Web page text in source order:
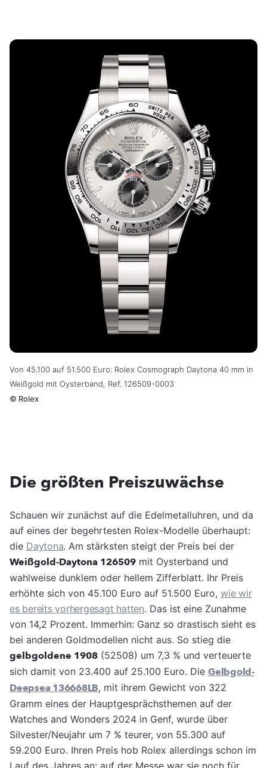
Von 45.100 auf 51.500 Euro: Rolex Cosmograph Daytona 40 mm in
Weißgold mit Oysterband, Ref. 126509-0003
© Rolex
Die größten Preiszuwächse
Schauen wir zunächst auf die Edelmetalluhren, und da
auf eines der begehrtesten Rolex-Modelle überhaupt:
die Daytona. Am stärksten steigt der Preis bei der
Weißgold-Daytona 126509 mit Oysterband und
wahlweise dunklem oder hellem Zifferblatt. Ihr Preis
erhöhte sich von 45.100 Euro auf 51.500 Euro, wie wir
es bereits vorhergesagt hatten. Das ist eine Zunahme
von 14,2 Prozent. Immerhin: Ganz so drastisch sieht es
bei anderen Goldmodellen nicht aus. So stieg die
gelbgoldene 1908 (52508) um 7,3 % und verteuerte
sich damit von 23.400 auf 25.100 Euro. Die Gelbgold-
Deepsea 136668LB, mit ihrem Gewicht von 322
Gramm eines der Hauptgesprächsthemen auf der
Watches and Wonders 2024 in Genf, wurde über
Silvester/Neujahr um 7 % teurer, von 55.300 auf
59.200 Euro. Ihren Preis hob Rolex allerdings schon im
Lauf des Jahres an; auf der Messe war sie noch für